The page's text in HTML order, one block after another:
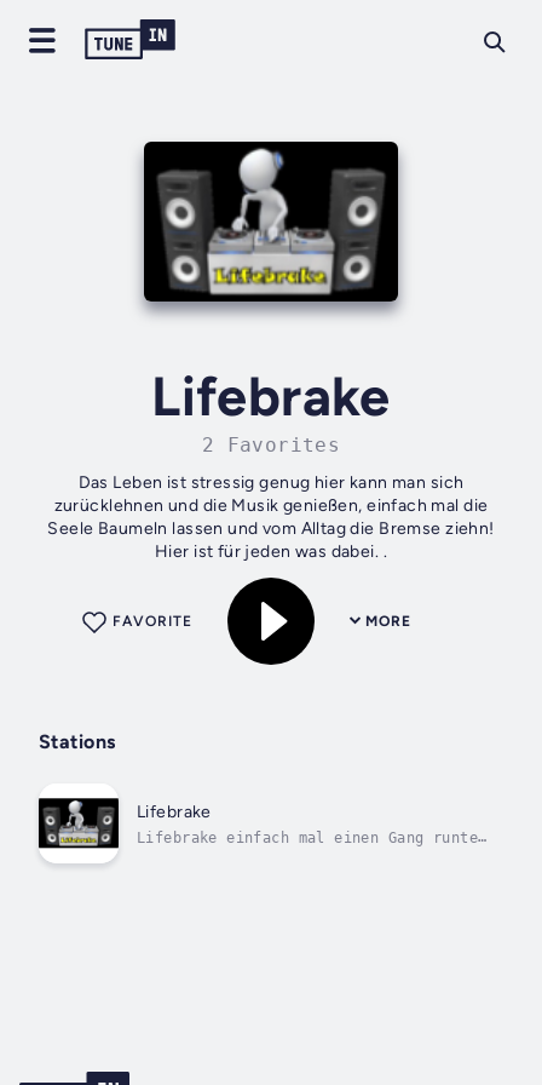
Lifebrake
2 Favorites
Das Leben ist stressig genug hier kann man sich
zurücklehnen und die Musik genießen, einfach mal die
Seele Baumeln lassen und vom Alltag die Bremse ziehn!
Hier ist für jeden was dabei. .
MORE
FAVORITE
Stations
Lifebrake
Lifebrake einfach mal einen Gang runter